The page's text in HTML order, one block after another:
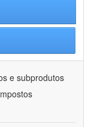
e subprodutos